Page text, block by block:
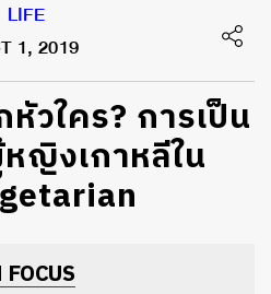
LIFE
1, 2019
วใคร? การเป็น
ญิงเกาหลีใน